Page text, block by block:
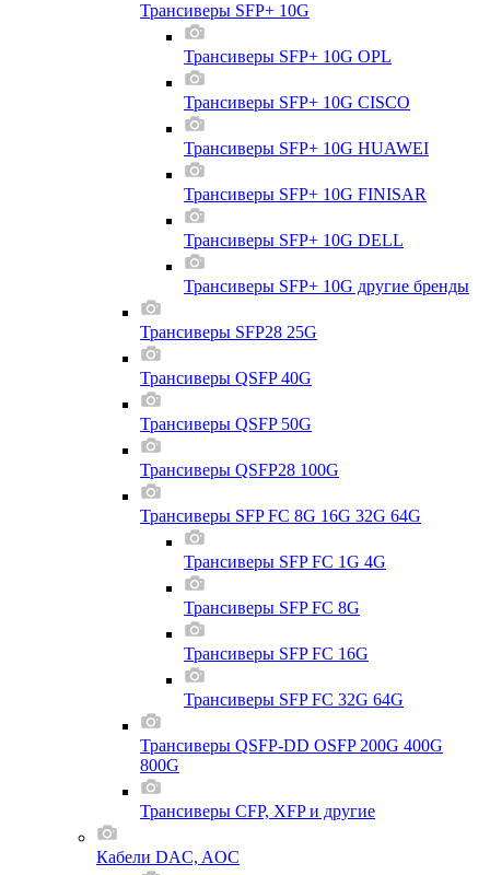
Трансиверы SFP+ 10G
Трансиверы SFP+ 10G OPL
Трансиверы SFP+ 10G CISCO
Трансиверы SFP+ 10G HUAWEI
Трансиверы SFP+ 10G FINISAR
Трансиверы SFP+ 10G DELL
Трансиверы SFP+ 10G другие бренды
Трансиверы SFP28 25G
Трансиверы QSFP 40G
Трансиверы QSFP 50G
Трансиверы QSFP28 100G
Трансиверы SFP FC 8G 16G 32G 64G
Трансиверы SFP FC 1G 4G
Трансиверы SFP FC 8G
Трансиверы SFP FC 16G
Трансиверы SFP FC 32G 64G
Трансиверы QSFP-DD OSFP 200G 400G
800G
Трансиверы CFP, XFP и другие
Кабели DAC, AOC